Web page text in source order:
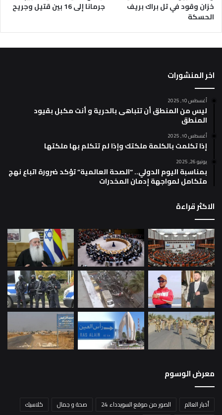
خزان وقود في تل براك بريف
الحسكة
جرمانا إلى 16 بين قتيل وجريح
اخر المنشورات
أغسطس 10, 2025
ليس من المنطق أن تتباهى بالحرية و أنت مكبل بقيود
المنطق
أغسطس 10, 2025
إذا تكلمت بالكلمة ملكتك وإذا لم تتكلم بها ملكتها
يونيو 26, 2025
بمناسبة اليوم الدولي.. “الصحة العالمية” تؤكد ضرورة اتباع نهج
متكامل لمواجهة إدمان المخدرات
الاكثر قراءة
معرض الوسوم
أخبار العالم الصور من موقع السويدداء 24 صحة و جمال كلاسيك